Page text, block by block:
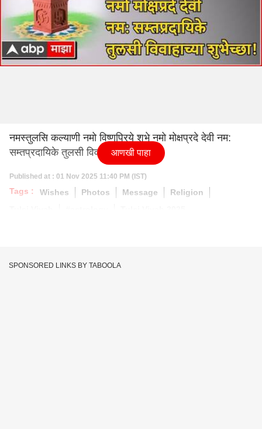
नमस्तुलसि कल्याणी नमो विष्णुप्रिये शुभे नमो मोक्षप्रदे देवी नम:
सम्तप्रदायिके तुलसी विवाहाच्या शुभेच्छा!
Published at : 01 Nov 2025 11:40 PM (IST)
Tags : Wishes Photos Message
Religion
आणखी पाहा
SPONSORED LINKS BY TABOOLA